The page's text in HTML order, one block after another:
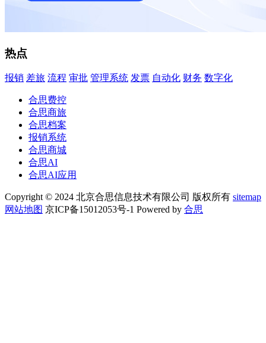
热点
报销 差旅 流程 审批 管理系统 发票 自动化 财务 数字化
合思费控
合思商旅
合思档案
报销系统
合思商城
合思AI
合思AI应用
Copyright © 2024 北京合思信息技术有限公司 版权所有 sitemap
网站地图 京ICP备15012053号-1 Powered by 合思